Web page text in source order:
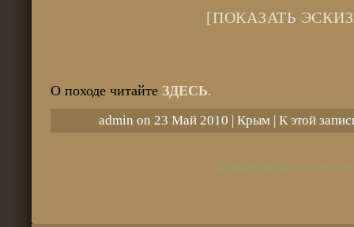
[ПОКАЗАТЬ
О походе читайте ЗДЕСЬ.
admin on 23 Май 2010 | Крым| К этой